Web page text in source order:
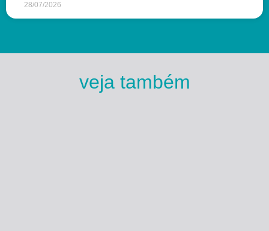
28/07/2026
veja também